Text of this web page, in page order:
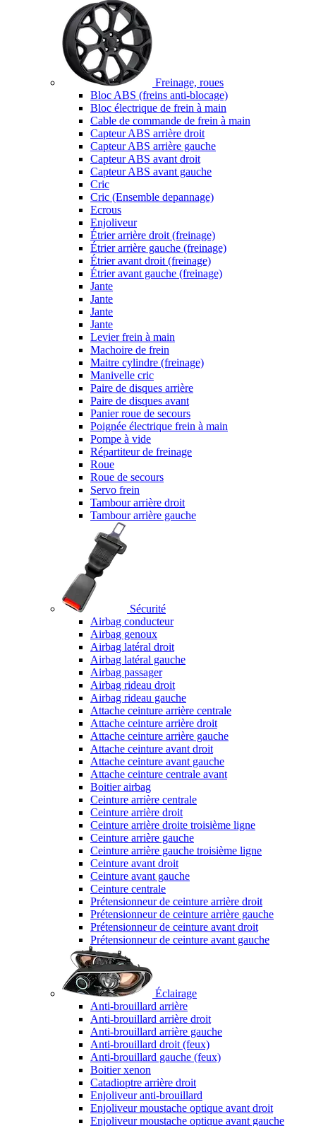
Freinage, roues
Bloc ABS (freins anti-blocage)
Bloc électrique de frein à main
Cable de commande de frein à main
Capteur ABS arrière droit
Capteur ABS arrière gauche
Capteur ABS avant droit
Capteur ABS avant gauche
Cric
Cric (Ensemble depannage)
Ecrous
Enjoliveur
Étrier arrière droit (freinage)
Étrier arrière gauche (freinage)
Étrier avant droit (freinage)
Étrier avant gauche (freinage)
Jante
Jante
Jante
Jante
Levier frein à main
Machoire de frein
Maitre cylindre (freinage)
Manivelle cric
Paire de disques arrière
Paire de disques avant
Panier roue de secours
Poignée électrique frein à main
Pompe à vide
Répartiteur de freinage
Roue
Roue de secours
Servo frein
Tambour arrière droit
Tambour arrière gauche
Sécurité
Airbag conducteur
Airbag genoux
Airbag latéral droit
Airbag latéral gauche
Airbag passager
Airbag rideau droit
Airbag rideau gauche
Attache ceinture arrière centrale
Attache ceinture arrière droit
Attache ceinture arrière gauche
Attache ceinture avant droit
Attache ceinture avant gauche
Attache ceinture centrale avant
Boitier airbag
Ceinture arrière centrale
Ceinture arrière droit
Ceinture arrière droite troisième ligne
Ceinture arrière gauche
Ceinture arrière gauche troisième ligne
Ceinture avant droit
Ceinture avant gauche
Ceinture centrale
Prétensionneur de ceinture arrière droit
Prétensionneur de ceinture arrière gauche
Prétensionneur de ceinture avant droit
Prétensionneur de ceinture avant gauche
Éclairage
Anti-brouillard arrière
Anti-brouillard arrière droit
Anti-brouillard arrière gauche
Anti-brouillard droit (feux)
Anti-brouillard gauche (feux)
Boitier xenon
Catadioptre arrière droit
Enjoliveur anti-brouillard
Enjoliveur moustache optique avant droit
Enjoliveur moustache optique avant gauche